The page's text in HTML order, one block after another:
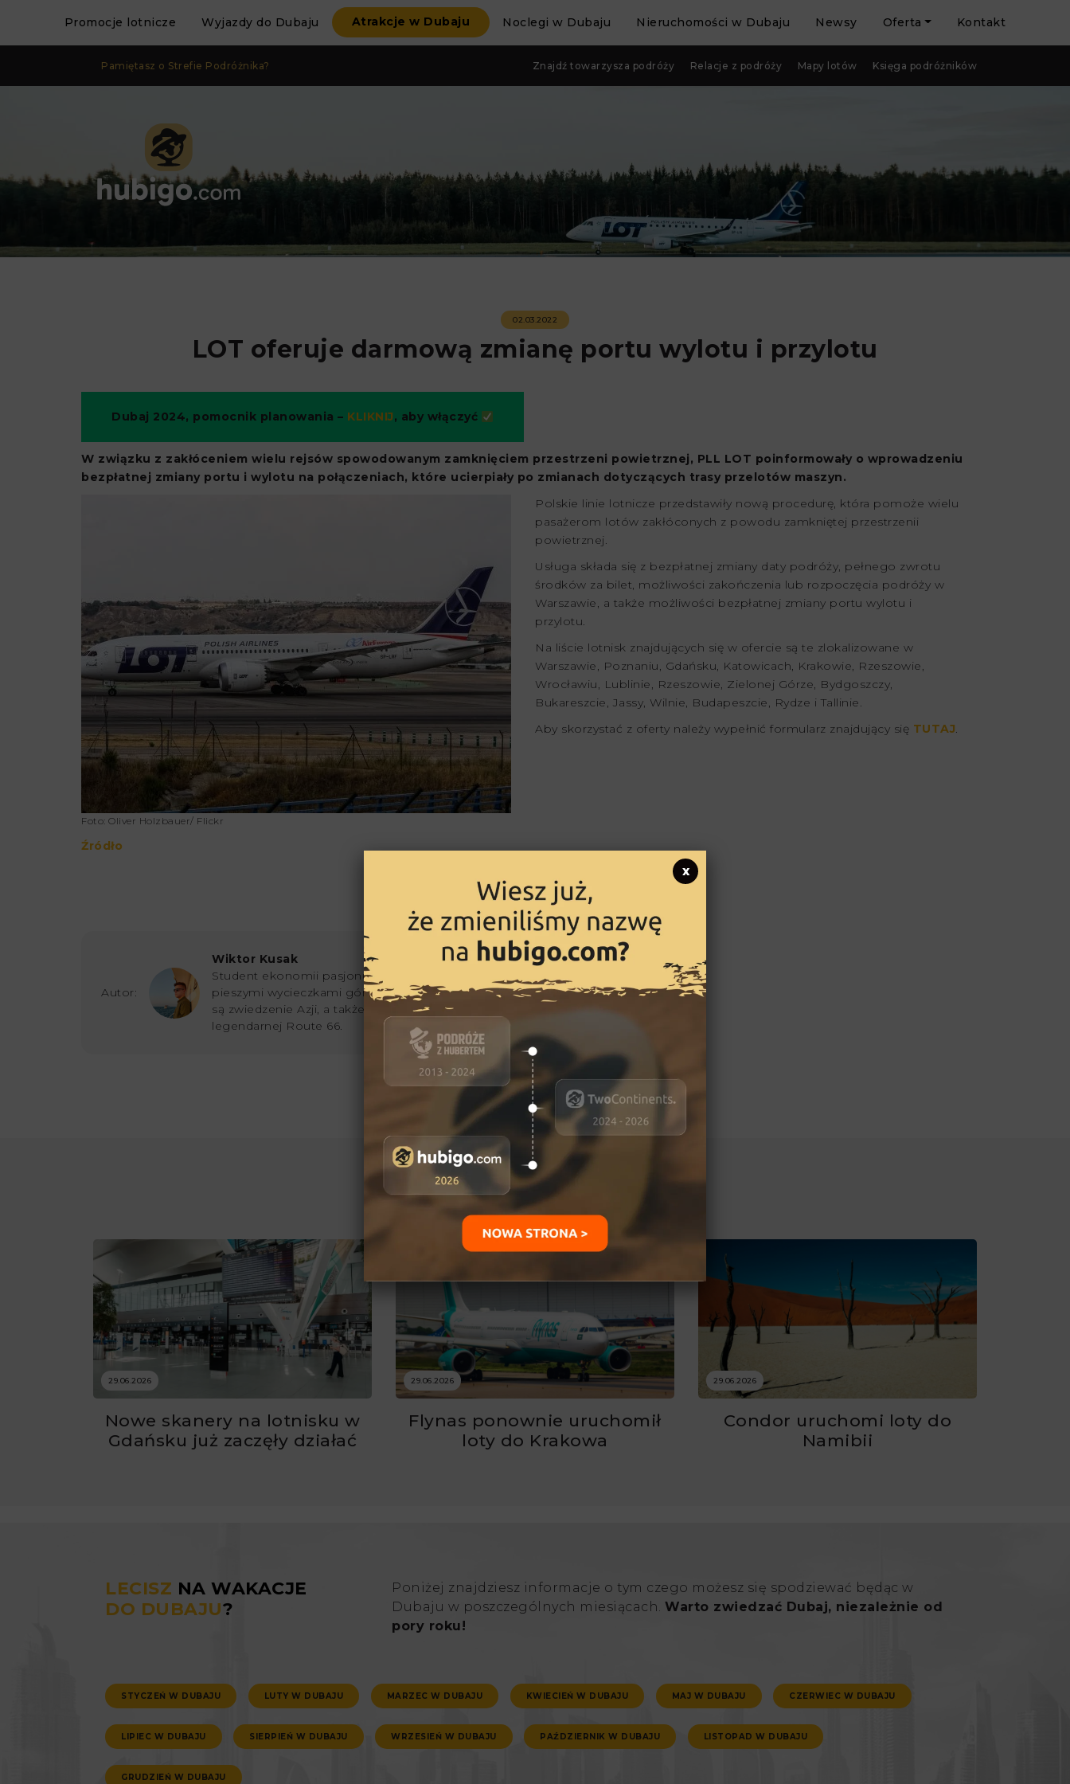
Promocje lotnicze Wyjazdy do Dubaju Atrakcje w Dubaju Noclegi w Dubaju Nieruchomości w Dubaju Newsy Oferta Kontakt
Pamiętasz o Strefie Podróżnika? Znajdź towarzysza podróży Relacje z podróży Mapy lotów Księga podróżników
02.03.2022
LOT oferuje darmową zmianę portu wylotu i przylotu
Dubaj 2024, pomocnik planowania – KLIKNIJ, aby włączyć
W związku z zakłóceniem wielu rejsów spowodowanym zamknięciem przestrzeni powietrznej, PLL LOT poinformowały o wprowadzeniu
bezpłatnej zmiany portu i wylotu na połączeniach, które ucierpiały po zmianach dotyczących trasy przelotów maszyn.
Foto: Oliver Holzbauer/ Flickr
Polskie linie lotnicze przedstawiły nową procedurę, która pomoże wielu
pasażerom lotów zakłóconych z powodu zamkniętej przestrzenii
powietrznej.
Usługa składa się z bezpłatnej zmiany daty podróży, pełnego zwrotu
środków za bilet, możliwości zakończenia lub rozpoczęcia podróży w
Warszawie, a także możliwości bezpłatnej zmiany portu wylotu i
przylotu.
Na liście lotnisk znajdujących się w ofercie są te zlokalizowane w
Warszawie, Poznaniu, Gdańsku, Katowicach, Krakowie, Rzeszowie,
Wrocławiu, Lublinie, Rzeszowie, Zielonej Górze, Bydgoszczy,
Bukareszcie, Jassy, Wilnie, Budapeszcie, Rydze i Tallinie.
Aby skorzystać z oferty należy wypełnić formularz znajdujący się TUTAJ.
Źródło
Autor:
Wiktor Kusak
Student ekonomii pasjonujący się podróżami i
pieszymi wycieczkami górskimi. Jego marzeniami
są zwiedzenie Azji, a także przejechanie
legendarnej Route 66.
Ostatnio dodane
29.06.2026
Nowe skanery na lotnisku w
Gdańsku już zaczęły działać
29.06.2026
Flynas ponownie uruchomił
loty do Krakowa
29.06.2026
Condor uruchomi loty do
Namibii
LECISZ NA WAKACJE
DO DUBAJU?
Poniżej znajdziesz informacje o tym czego możesz się spodziewać będąc w
Dubaju w poszczególnych miesiącach. Warto zwiedzać Dubaj, niezależnie od
pory roku!
STYCZEŃ W DUBAJU LUTY W DUBAJU MARZEC W DUBAJU KWIECIEŃ W DUBAJU MAJ W DUBAJU CZERWIEC W DUBAJU
LIPIEC W DUBAJU SIERPIEŃ W DUBAJU WRZESIEŃ W DUBAJU PAŹDZIERNIK W DUBAJU LISTOPAD W DUBAJU
GRUDZIEŃ W DUBAJU
x